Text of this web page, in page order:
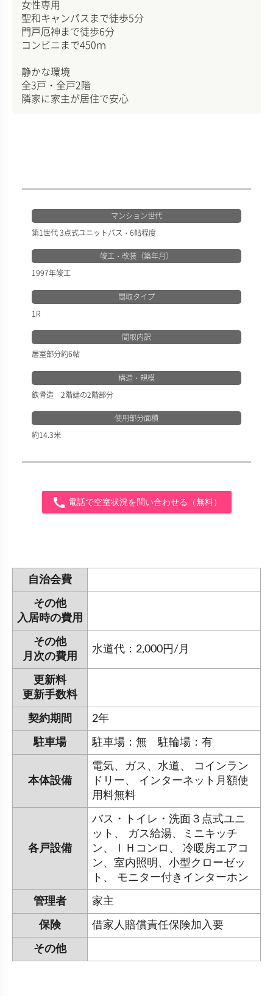
女性専用
聖和キャンパスまで徒歩5分
門戸厄神まで徒歩6分
コンビニまで450ｍ
静かな環境
全3戸・全戸2階
隣家に家主が居住で安心
マンション世代
第1世代 3点式ユニットバス・6帖程度
竣工・改装（築年月）
1997年竣工
間取タイプ
1R
間取内訳
居室部分約6帖
構造・規模
鉄骨造 2階建の2階部分
使用部分面積
約14.3米
call 電話で空室状況を問い合わせる（無料）
自治会費
その他
入居時の費用
その他
月次の費用
水道代：2,000円/月
更新料
更新手数料
契約期間 2年
駐車場 駐車場：無 駐輪場：有
本体設備
電気、ガス、水道、 コインラン
ドリー、 インターネット月額使
用料無料
各戸設備
バス・トイレ・洗面３点式ユニ
ット、 ガス給湯、ミニキッチ
ン、ＩＨコンロ、 冷暖房エアコ
ン、室内照明、小型クローゼッ
ト、 モニター付きインターホン
管理者 家主
保険 借家人賠償責任保険加入要
その他